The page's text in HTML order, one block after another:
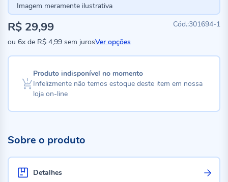
Imagem meramente ilustrativa
301694-1
R$ 29,99
ou 6x de R$ 4,99 sem jurosVer opções
Produto indisponível no momento
Infelizmente não temos estoque deste item em nossa
loja on-line
Sobre o produto
Detalhes